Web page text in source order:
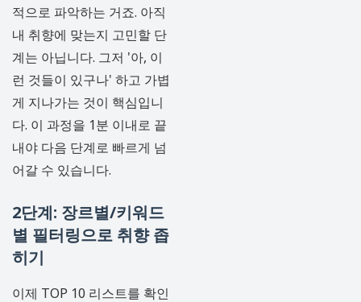
적으로 파악하는 거죠. 아직
내 취향에 맞는지 고민할 단
계는 아닙니다. 그저 '아, 이
런 것들이 있구나' 하고 가볍
게 지나가는 것이 핵심입니
다. 이 과정을 1분 이내로 끝
내야 다음 단계로 빠르게 넘
어갈 수 있습니다.
2단계: 장르별/키워드
별 필터링으로 취향 좁
히기
이제 TOP 10 리스트를 확인